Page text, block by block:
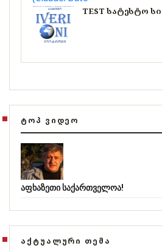
TEST სატესტო
ᲢᲝᲞ ᲕᲘᲓᲔᲝ
აფხაზეთი საქართველოა!
ᲐᲥᲢᲣᲐᲚᲣᲠᲘ ᲗᲔᲛᲐ